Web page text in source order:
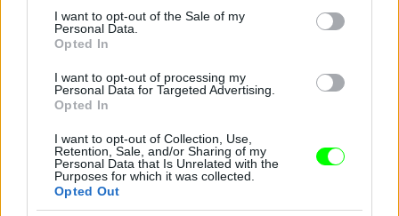
consent section.
I want to opt-out of the Sale of my
Personal Data.
Opted In
I want to opt-out of processing my
Personal Data for Targeted Advertising.
Opted In
I want to opt-out of Collection, Use,
Retention, Sale, and/or Sharing of my
Personal Data that Is Unrelated with the
Purposes for which it was collected.
Opted Out
A 27 éves Carronnak eddig "csak" egy Universiade-
arany termett.